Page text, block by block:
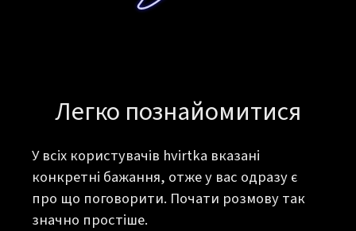
Легко познайомитися
У всіх користувачів hvirtka вказані
конкретні бажання, отже у вас одразу є
про що поговорити. Почати розмову так
значно простіше.